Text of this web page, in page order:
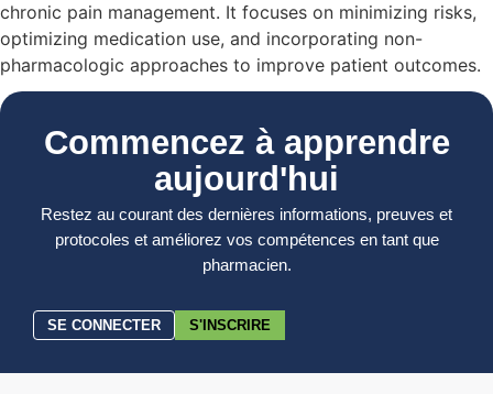
chronic pain management. It focuses on minimizing risks,
optimizing medication use, and incorporating non-
pharmacologic approaches to improve patient outcomes.
Commencez à apprendre
aujourd'hui
Restez au courant des dernières informations, preuves et
protocoles et améliorez vos compétences en tant que
pharmacien.
SE CONNECTER S'INSCRIRE